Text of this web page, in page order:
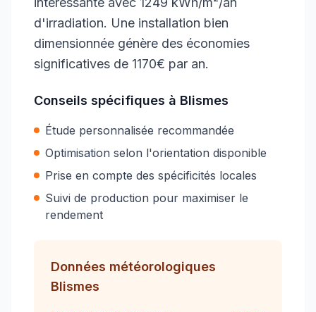
d'irradiation. Une installation bien
dimensionnée génère des économies
significatives de 1170€ par an.
Conseils spécifiques à Blismes
Étude personnalisée recommandée
Optimisation selon l'orientation disponible
Prise en compte des spécificités locales
Suivi de production pour maximiser le
rendement
Données météorologiques
Blismes